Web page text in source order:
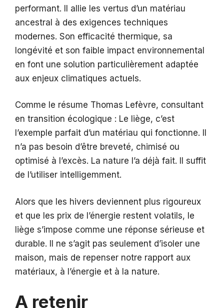
performant. Il allie les vertus d’un matériau
ancestral à des exigences techniques
modernes. Son efficacité thermique, sa
longévité et son faible impact environnemental
en font une solution particulièrement adaptée
aux enjeux climatiques actuels.
Comme le résume Thomas Lefèvre, consultant
en transition écologique : Le liège, c’est
l’exemple parfait d’un matériau qui fonctionne. Il
n’a pas besoin d’être breveté, chimisé ou
optimisé à l’excès. La nature l’a déjà fait. Il suffit
de l’utiliser intelligemment.
Alors que les hivers deviennent plus rigoureux
et que les prix de l’énergie restent volatils, le
liège s’impose comme une réponse sérieuse et
durable. Il ne s’agit pas seulement d’isoler une
maison, mais de repenser notre rapport aux
matériaux, à l’énergie et à la nature.
A retenir